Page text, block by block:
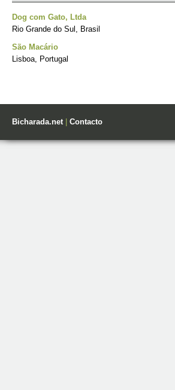
Dog com Gato, Ltda
Rio Grande do Sul, Brasil
São Macário
Lisboa, Portugal
Bicharada.net| Contacto